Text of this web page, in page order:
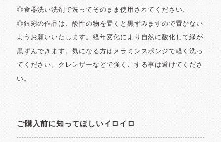
◎食器洗い洗剤で洗ってそのまま使用されてください。
◎銀彩の作品は、酸性の物を置くと黒ずみますので置かない
ようお願いいたします。経年変化により自然に酸化して縁が
黒ずんできます。気になる方はメラミンスポンジで軽く洗っ
てください。クレンザーなどで強くこする事は避けてくださ
い。
ご購入前に知ってほしいイロイロ